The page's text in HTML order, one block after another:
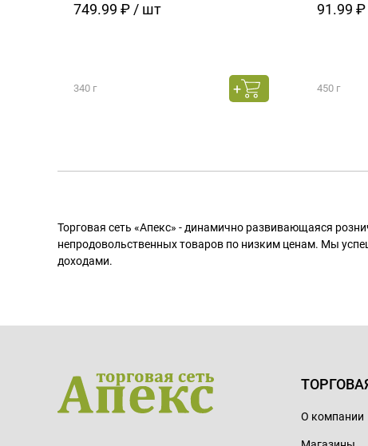
749.99 ₽ / шт
340 г
91.99
450 г
Торговая сеть «Апекс» - динамично развивающаяся
непродовольственных товаров по низким ценам. Мы
доходами.
О компании